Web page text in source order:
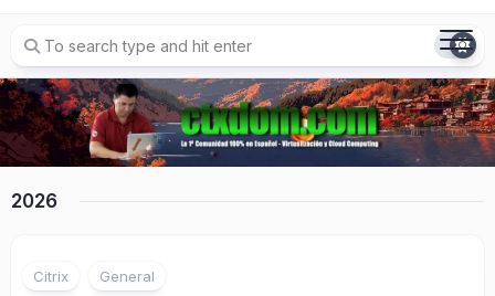
content
2026
Citrix General